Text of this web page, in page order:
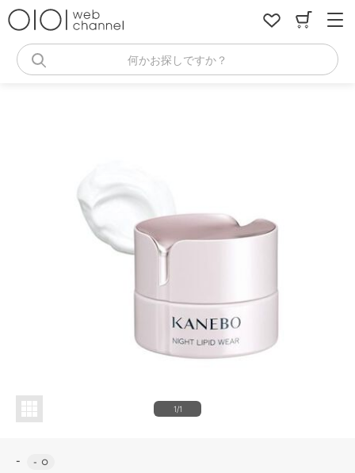
何かお探しですか？
1/1
- - ○